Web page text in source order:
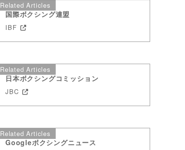
Related Articles
国際ボクシング連盟
IBF
Related Articles
日本ボクシングコミッション
JBC
Related Articles
Googleボクシングニュース